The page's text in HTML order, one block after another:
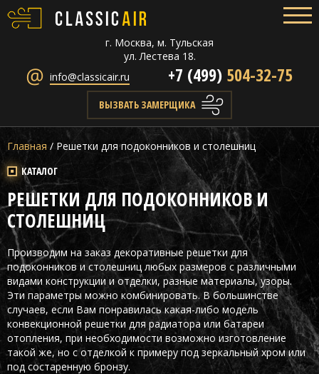
г. Москва, м. Тульская
ул. Лестева 18.
info@classicair.ru
+7 (499) 504-32-75
ВЫЗВАТЬ ЗАМЕРЩИКА
Главная / Решетки для подоконников и столешниц
КАТАЛОГ
РЕШЕТКИ ДЛЯ ПОДОКОННИКОВ И
СТОЛЕШНИЦ
Производим на заказ декоративные решетки для
подоконников и столешниц любых размеров с различными
видами конструкции и отделки, разные материалы, узоры.
Эти параметры можно комбинировать. В большинстве
случаев, если Вам понравилась какая-либо модель
конвекционной решетки для радиатора или батареи
отопления, при необходимости возможно изготовление
такой же, но с отделкой к примеру под зеркальный хром или
под состаренную бронзу.